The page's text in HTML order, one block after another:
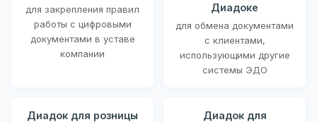
для закрепления правил
работы с цифровыми
документами в уставе
компании
Диадоке
для обмена документами
с клиентами,
использующими другие
системы ЭДО
Диадок для розницы
Диадок для